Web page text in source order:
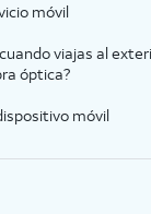
móvil
viajas al
óptica?
móvil